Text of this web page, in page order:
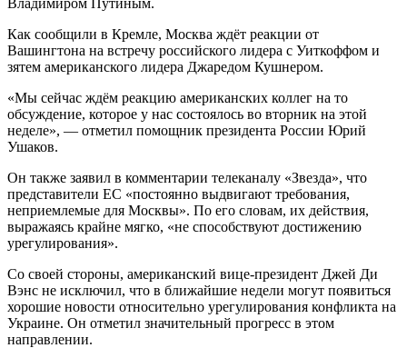
Как сообщили в Кремле, Москва ждёт реакции от
Вашингтона на встречу российского лидера с Уиткоффом и
зятем американского лидера Джаредом Кушнером.
«Мы сейчас ждём реакцию американских коллег на то
обсуждение, которое у нас состоялось во вторник на этой
неделе», — отметил помощник президента России Юрий
Ушаков.
Он также заявил в комментарии телеканалу «Звезда», что
представители ЕС «постоянно выдвигают требования,
неприемлемые для Москвы». По его словам, их действия,
выражаясь крайне мягко, «не способствуют достижению
урегулирования».
Со своей стороны, американский вице-президент Джей Ди
Вэнс не исключил, что в ближайшие недели могут появиться
хорошие новости относительно урегулирования конфликта на
Украине. Он отметил значительный прогресс в этом
направлении.